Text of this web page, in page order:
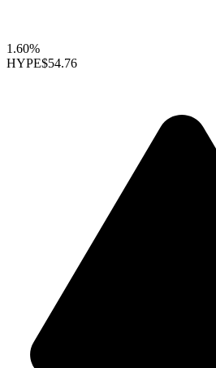
1.60%
HYPE$54.76